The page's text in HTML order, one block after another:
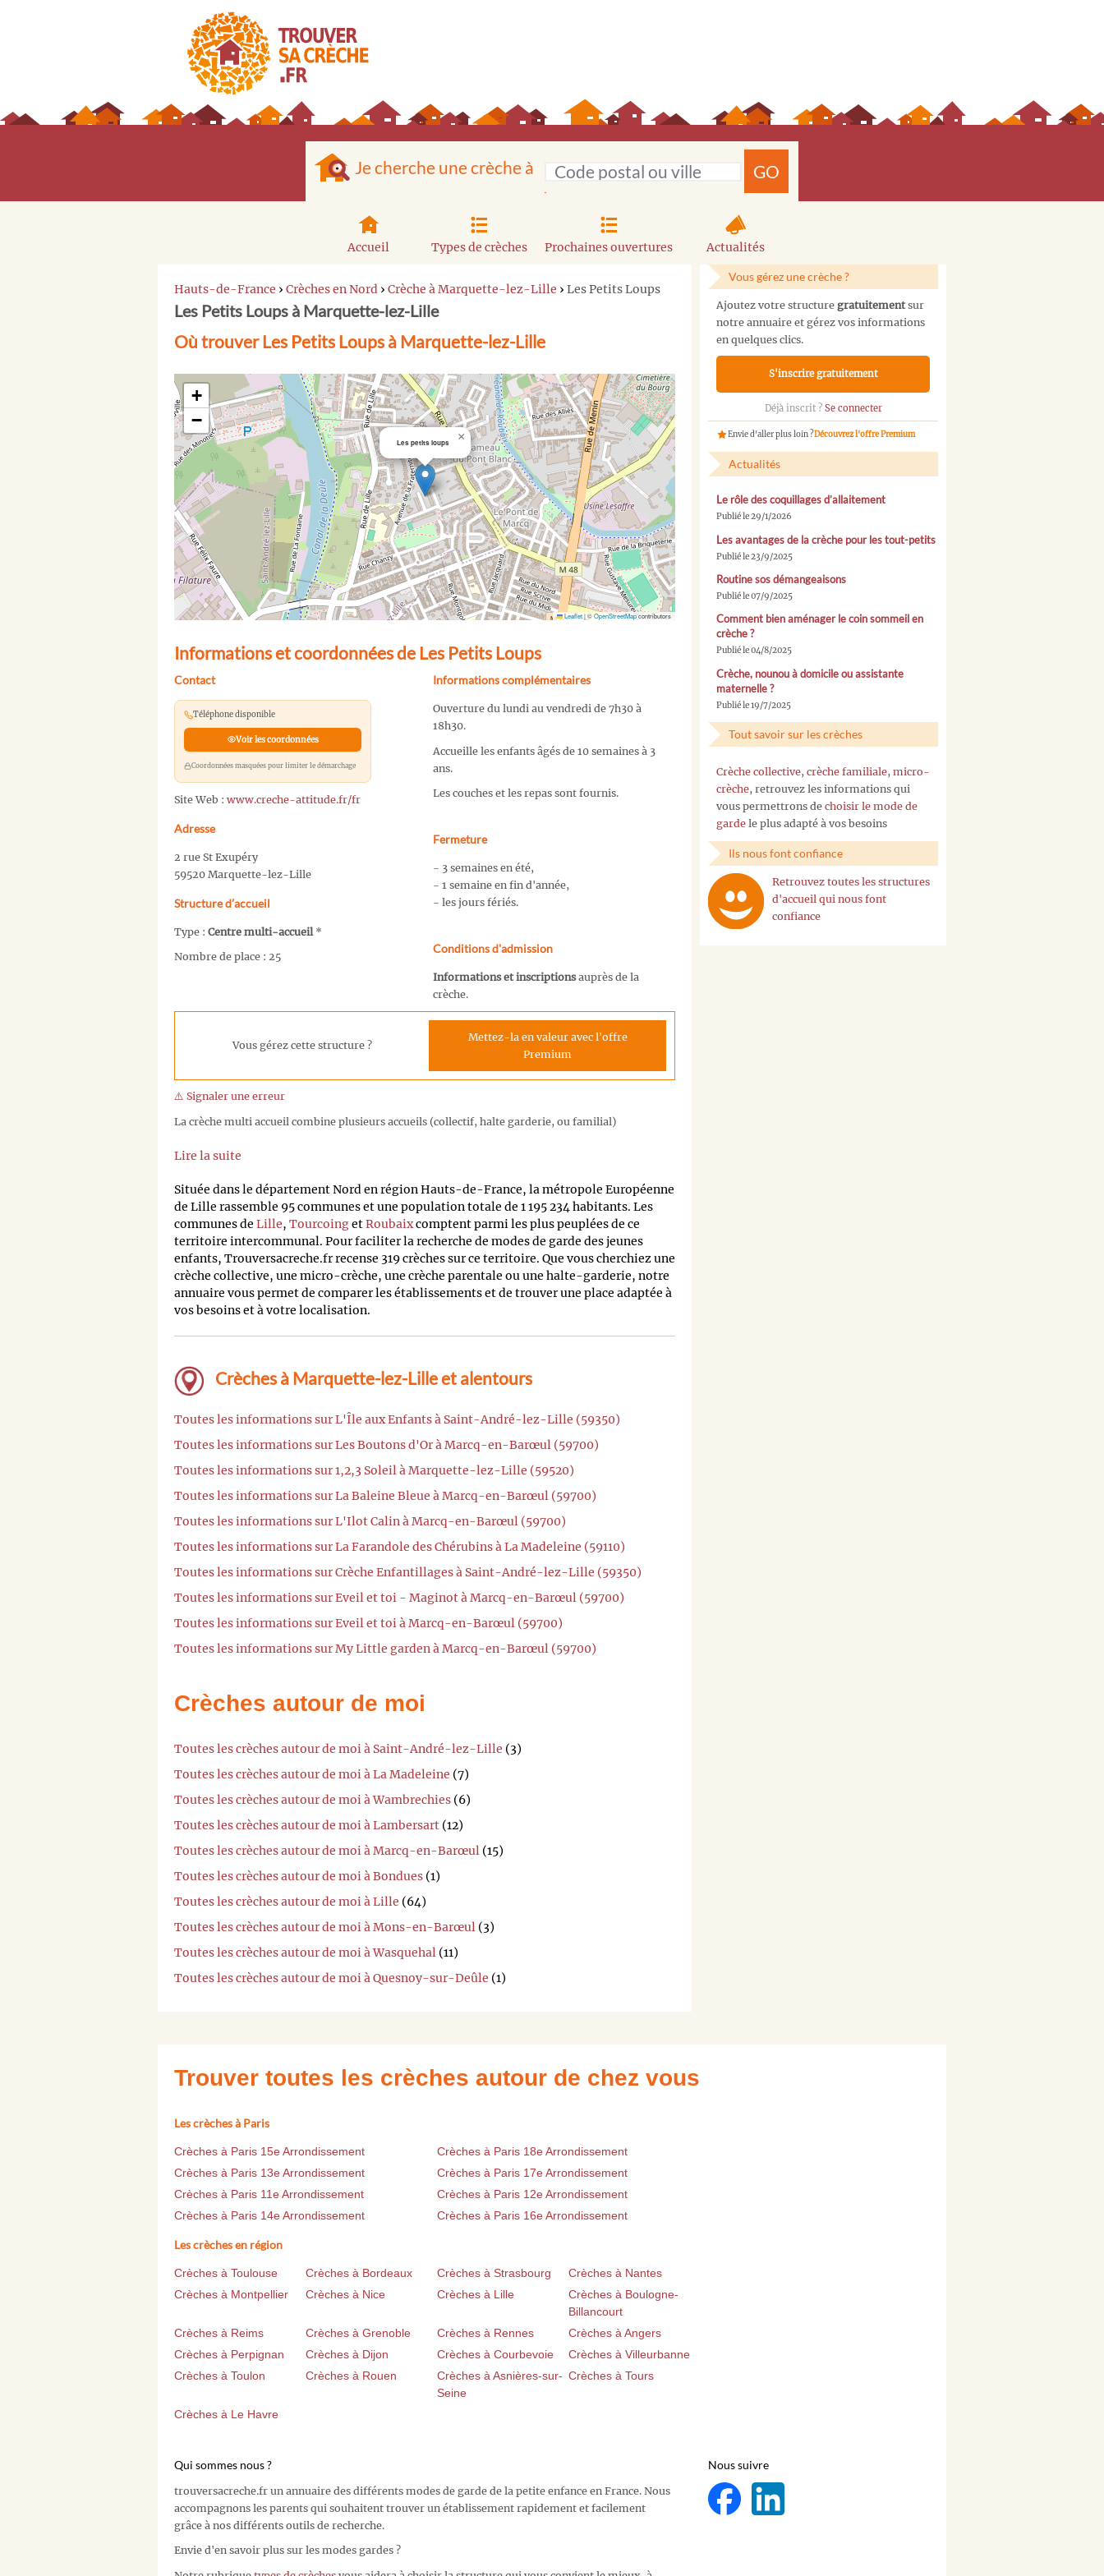
Je cherche une crèche à GO
Accueil Types de crèches Prochaines ouvertures Actualités
Hauts-de-France › Crèches en Nord › Crèche à Marquette-lez-Lille › Les Petits Loups
Les Petits Loups à Marquette-lez-Lille
Où trouver Les Petits Loups à Marquette-lez-Lille
Les petits loups ×
+
−
Leaflet|©OpenStreetMapcontributors
Informations et coordonnées de Les Petits Loups
Contact
Téléphone disponible
Voir les coordonnées
Coordonnées masquées pour limiter le démarchage
Site Web : www.creche-attitude.fr/fr
Adresse
2 rue St Exupéry
59520 Marquette-lez-Lille
Structure d’accueil
Type : Centre multi-accueil *
Nombre de place : 25
Informations complémentaires
Ouverture du lundi au vendredi de 7h30 à
18h30.
Accueille les enfants âgés de 10 semaines à 3
ans.
Les couches et les repas sont fournis.
Fermeture
- 3 semaines en été,
- 1 semaine en fin d'année,
- les jours fériés.
Conditions d'admission
Informations et inscriptionsauprès de la
crèche.
Vous gérez cette structure ?
Mettez-la en valeur avec l'offre
Premium
⚠️ Signaler une erreur
La crèche multi accueil combine plusieurs accueils (collectif, halte garderie, ou familial)
Lire la suite
Située dans le département Nord en région Hauts-de-France, la métropole Européenne
de Lille rassemble 95 communes et une population totale de 1 195 234 habitants. Les
communes de Lille, TourcoingetRoubaixcomptent parmi les plus peuplées de ce
territoire intercommunal. Pour faciliter la recherche de modes de garde des jeunes
enfants, Trouversacreche.fr recense 319 crèches sur ce territoire. Que vous cherchiez une
crèche collective, une micro-crèche, une crèche parentale ou une halte-garderie, notre
annuaire vous permet de comparer les établissements et de trouver une place adaptée à
vos besoins et à votre localisation.
Crèches à Marquette-lez-Lille et alentours
Toutes les informations sur L'Île aux Enfants à Saint-André-lez-Lille (59350)
Toutes les informations sur Les Boutons d'Or à Marcq-en-Barœul (59700)
Toutes les informations sur 1,2,3 Soleil à Marquette-lez-Lille (59520)
Toutes les informations sur La Baleine Bleue à Marcq-en-Barœul (59700)
Toutes les informations sur L'Ilot Calin à Marcq-en-Barœul (59700)
Toutes les informations sur La Farandole des Chérubins à La Madeleine (59110)
Toutes les informations sur Crèche Enfantillages à Saint-André-lez-Lille (59350)
Toutes les informations sur Eveil et toi - Maginot à Marcq-en-Barœul (59700)
Toutes les informations sur Eveil et toi à Marcq-en-Barœul (59700)
Toutes les informations sur My Little garden à Marcq-en-Barœul (59700)
Crèches autour de moi
Toutes les crèches autour de moi à Saint-André-lez-Lille (3)
Toutes les crèches autour de moi à La Madeleine (7)
Toutes les crèches autour de moi à Wambrechies (6)
Toutes les crèches autour de moi à Lambersart (12)
Toutes les crèches autour de moi à Marcq-en-Barœul (15)
Toutes les crèches autour de moi à Bondues (1)
Toutes les crèches autour de moi à Lille (64)
Toutes les crèches autour de moi à Mons-en-Barœul (3)
Toutes les crèches autour de moi à Wasquehal (11)
Toutes les crèches autour de moi à Quesnoy-sur-Deûle (1)
Vous gérez une crèche ?
Ajoutez votre structure gratuitementsur
notre annuaire et gérez vos informations
en quelques clics.
S'inscrire gratuitement
Déjà inscrit ? Se connecter
Envie d'aller plus loin ?Découvrez l'offre Premium
Actualités
Le rôle des coquillages d’allaitement
Publié le 29/1/2026
Les avantages de la crèche pour les tout-petits
Publié le 23/9/2025
Routine sos démangeaisons
Publié le 07/9/2025
Comment bien aménager le coin sommeil en
crèche ?
Publié le 04/8/2025
Crèche, nounou à domicile ou assistante
maternelle ?
Publié le 19/7/2025
Tout savoir sur les crèches
Crèche collective, crèche familiale, micro-
crèche, retrouvez les informations qui
vous permettrons de choisir le mode de
garde le plus adapté à vos besoins
Ils nous font confiance
Retrouvez toutes les structures
d'accueil qui nous font
confiance
Trouver toutes les crèches autour de chez vous
Les crèches à Paris
Crèches à Paris 15e Arrondissement
Crèches à Paris 18e Arrondissement
Crèches à Paris 13e Arrondissement
Crèches à Paris 17e Arrondissement
Crèches à Paris 11e Arrondissement
Crèches à Paris 12e Arrondissement
Crèches à Paris 14e Arrondissement
Crèches à Paris 16e Arrondissement
Les crèches en région
Crèches à Toulouse Crèches à Bordeaux Crèches à Strasbourg
Crèches à Nantes
Crèches à Montpellier
Crèches à Nice Crèches à Lille
Crèches à Boulogne-
Billancourt
Crèches à Reims
Crèches à Grenoble Crèches à Rennes
Crèches à Angers
Crèches à Perpignan
Crèches à Dijon Crèches à Courbevoie
Crèches à Villeurbanne
Crèches à Toulon
Crèches à Rouen
Crèches à Asnières-sur-
Seine
Crèches à Tours
Crèches à Le Havre
Qui sommes nous ?
trouversacreche.fr un annuaire des différents modes de garde de la petite enfance en France. Nous
accompagnons les parents qui souhaitent trouver un établissement rapidement et facilement
grâce à nos différents outils de recherche.
Envie d'en savoir plus sur les modes gardes ?
Nous suivre